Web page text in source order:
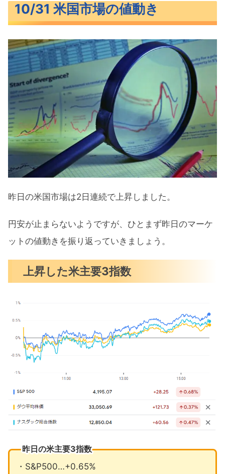
上昇した米主要3指数
S&P500ヒートマップ
セクター別パフォーマンス
S&P500チャート分析
米国市場のトピックス
1ドル151円後半で為替介入にスタンバ
イ
米国株の強さは終了とGSストラテジス
恐れ
今週注目の企業決算
11月の注目イベントについて
まとめ
10/31 米国市場の値動き
昨日の米国市場は2日連続で上昇しました。
円安が止まらないようですが、ひとまず昨日のマーケ
ットの値動きを振り返っていきましょう。
上昇した米主要3指数
昨日の米主要3指数
・S&P500…+0.65%